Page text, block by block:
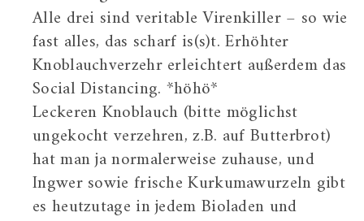
Alle drei sind veritable Virenkiller – so wie
fast alles, das scharf is(s)t. Erhöhter
Knoblauchverzehr erleichtert außerdem das
Social Distancing. *höhö*
Leckeren Knoblauch (bitte möglichst
ungekocht verzehren, z.B. auf Butterbrot)
hat man ja normalerweise zuhause, und
Ingwer sowie frische Kurkumawurzeln gibt
es heutzutage in jedem Bioladen und